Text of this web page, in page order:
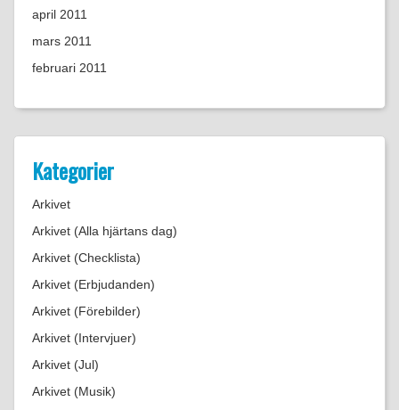
april 2011
mars 2011
februari 2011
Kategorier
Arkivet
Arkivet (Alla hjärtans dag)
Arkivet (Checklista)
Arkivet (Erbjudanden)
Arkivet (Förebilder)
Arkivet (Intervjuer)
Arkivet (Jul)
Arkivet (Musik)